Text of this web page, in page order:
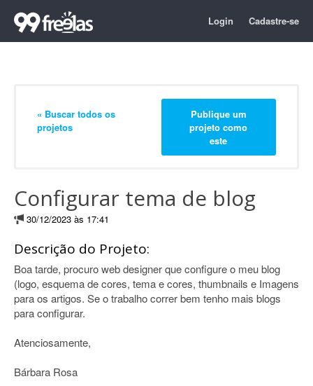
Login Cadastre-se
« Buscar todos os
projetos
Publique um
projeto como
este
Configurar tema de blog
30/12/2023 às 17:41
Descrição do Projeto:
Boa tarde, procuro web designer que configure o meu blog
(logo, esquema de cores, tema e cores, thumbnails e Imagens
para os artigos. Se o trabalho correr bem tenho mais blogs
para configurar.
Atenciosamente,
Bárbara Rosa